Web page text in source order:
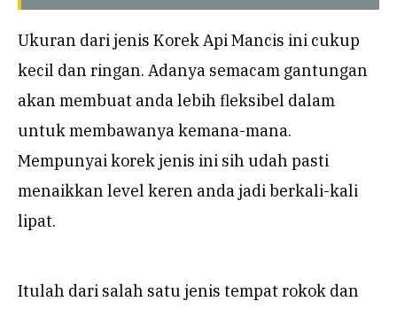
Ukuran dari jenis Korek Api Mancis ini cukup
kecil dan ringan. Adanya semacam gantungan
akan membuat anda lebih fleksibel dalam
untuk membawanya kemana-mana.
Mempunyai korek jenis ini sih udah pasti
menaikkan level keren anda jadi berkali-kali
lipat.
Itulah dari salah satu jenis tempat rokok dan